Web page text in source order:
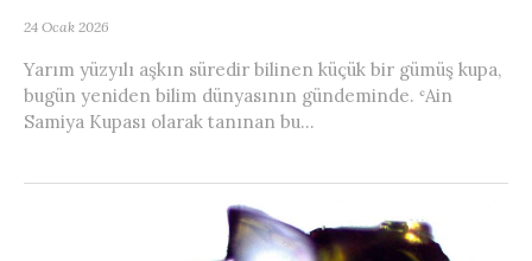
24 Ocak 2026
Yarım yüzyılı aşkın süredir bilinen küçük bir gümüş kupa,
bugün yeniden bilim dünyasının gündeminde. ʿAin
Samiya Kupası olarak tanınan bu...